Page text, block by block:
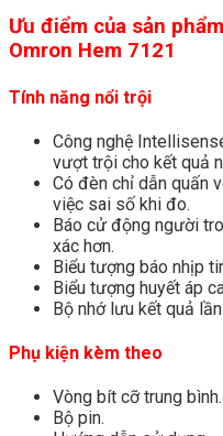
Ưu điểm của sản
Omron Hem 7121
Tính năng nổi trội
Công nghệ
vượt trội cho kết quả
Có đèn chỉ dẫn quấn
việc sai số khi đo.
Báo cử động người
xác hơn.
Biểu tượng báo nhịp
Biểu tượng huyết áp
Bộ nhớ lưu kết quả
Phụ kiện kèm theo
Vòng bít cỡ trung bình.
Bộ pin.